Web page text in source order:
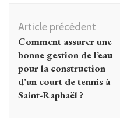
d'article
Article précédent
Comment assurer une
bonne gestion de l’eau
pour la construction
d’un court de tennis à
Saint-Raphaël ?